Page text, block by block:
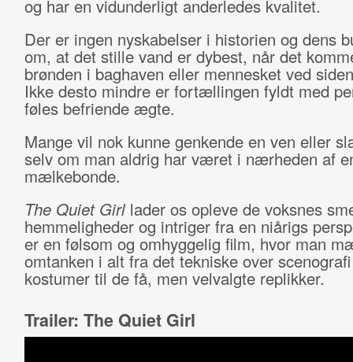
og har en vidunderligt anderledes kvalitet.
Der er ingen nyskabelser i historien og dens
om, at det stille vand er dybest, når det
brønden i baghaven eller mennesket ved
Ikke desto mindre er fortællingen fyldt med
føles befriende ægte.
Mange vil nok kunne genkende en ven eller
selv om man aldrig har været i nærheden af
mælkebonde.
The Quiet Girllader os opleve de voksnes
hemmeligheder og intriger fra en niårigs
er en følsom og omhyggelig film, hvor man
omtanken i alt fra det tekniske over
kostumer til de få, men velvalgte replikker.
Trailer: The Quiet Girl